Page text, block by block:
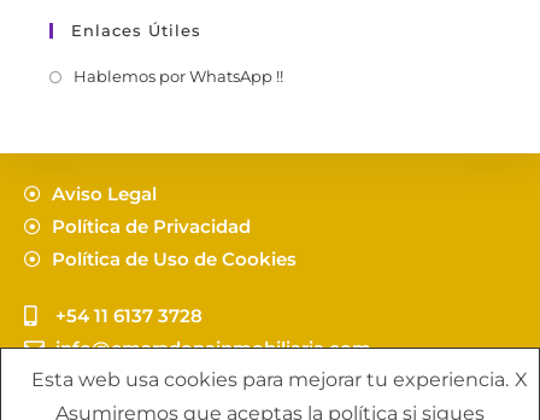
Enlaces Útiles
Hablemos por WhatsApp !!
Aviso Legal
Política de Privacidad
Política de Uso de Cookies
+54 11 6137 3728
info@cmaradonainmobiliaria.com
Copyright C. Maradona Propuestas Inmobiliarias - by
Esta web usa cookies para mejorar tu experiencia.
Asumiremos que aceptas la política si sigues
X